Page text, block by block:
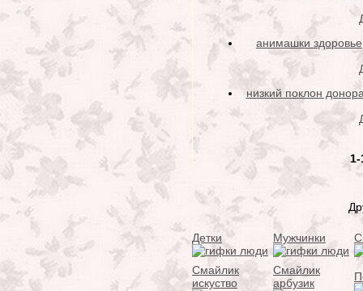
анимашки здоровье
низкий поклон
1-
Детки Мужчинки
Смайлик
искуство
Смайлик
арбузик